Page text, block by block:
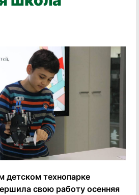
детском технопарке
свою работу осенняя